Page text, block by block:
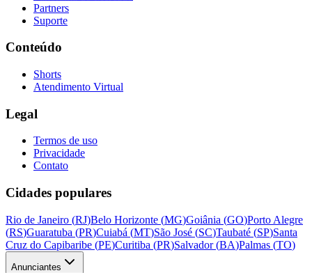
Partners
Suporte
Conteúdo
Shorts
Atendimento Virtual
Legal
Termos de uso
Privacidade
Contato
Cidades populares
Rio de Janeiro (RJ)Belo Horizonte (MG)Goiânia (GO)Porto Alegre
(RS)Guaratuba (PR)Cuiabá (MT)São José (SC)Taubaté (SP)Santa
Cruz do Capibaribe (PE)Curitiba (PR)Salvador(BA)Palmas (TO)
Anunciantes